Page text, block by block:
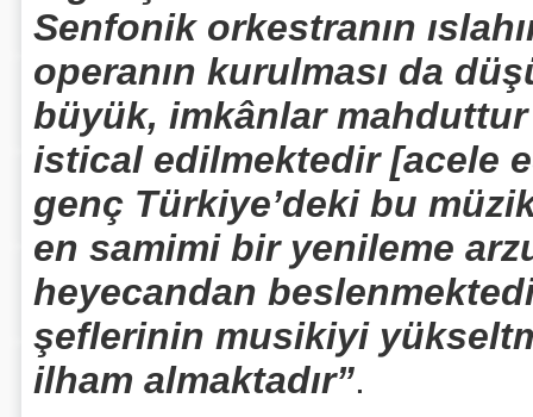
Senfonik orkestranın
operanın kurulması da
büyük, imkânlar
istical edilmektedir [acele
genç Türkiye’deki bu
en samimi bir yenileme
heyecandan
şeflerinin musikiyi
ilham almaktadır”.